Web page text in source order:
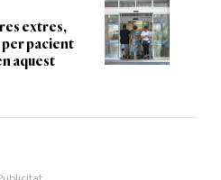
extres,
per pacient
aquest